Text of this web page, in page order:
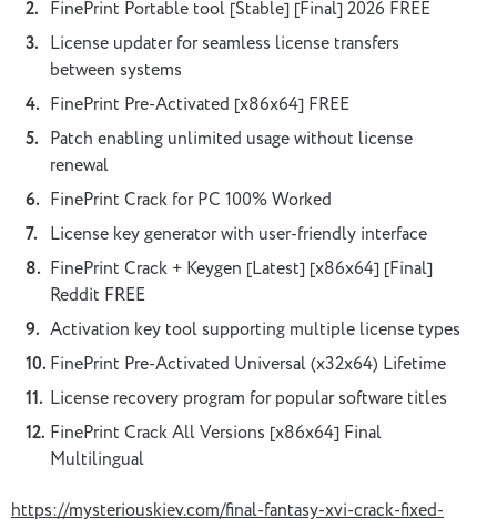
FinePrint Portable tool [Stable] [Final] 2026 FREE
License updater for seamless license transfers
between systems
FinePrint Pre-Activated [x86x64] FREE
Patch enabling unlimited usage without license
renewal
FinePrint Crack for PC 100% Worked
License key generator with user-friendly interface
FinePrint Crack + Keygen [Latest] [x86x64] [Final]
Reddit FREE
Activation key tool supporting multiple license types
FinePrint Pre-Activated Universal (x32x64) Lifetime
License recovery program for popular software titles
FinePrint Crack All Versions [x86x64] Final
Multilingual
https://mysteriouskiev.com/final-fantasy-xvi-crack-fixed-